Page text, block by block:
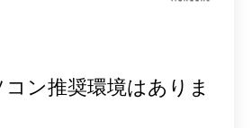
ン推奨環境はありま